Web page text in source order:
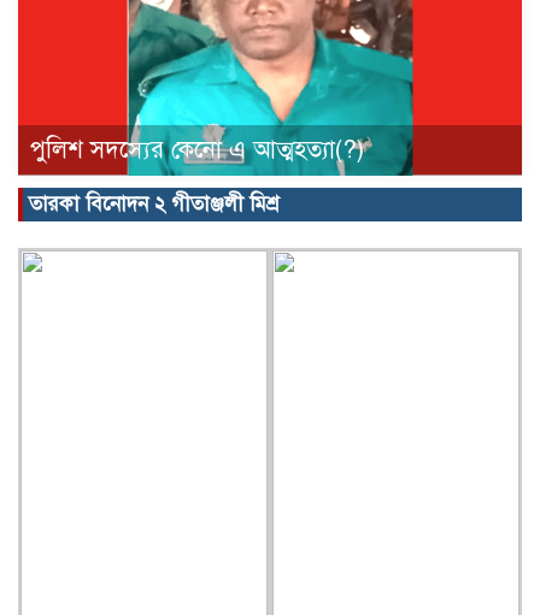
পুলিশ সদস্যের কেনো এ আত্মহত্যা(?)
তারকা বিনোদন ২ গীতাঞ্জলী মিশ্র